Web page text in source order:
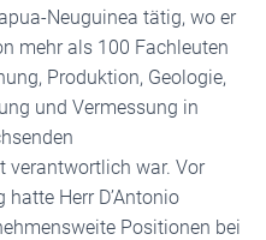
Neuguinea tätig, wo er
mehr als 100 Fachleuten
Produktion, Geologie,
und Vermessung in
verantwortlich war. Vor
Herr D’Antonio
Positionen bei